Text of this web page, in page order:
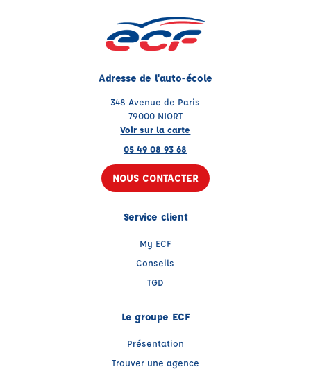
Adresse de l'auto-école
348 Avenue de Paris
79000 NIORT
Voir sur la carte
05 49 08 93 68
NOUS CONTACTER
Service client
My ECF
Conseils
TGD
Le groupe ECF
Présentation
Trouver une agence